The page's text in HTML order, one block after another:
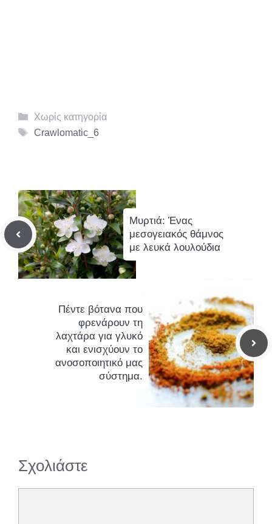
Κατηγορίες
Χωρίς κατηγορία
Ετικέτες
Crawlomatic_6
Μυρτιά: Ένας
μεσογειακός θάμνος
με λευκά λουλούδια
Πέντε βότανα που
φρενάρουν τη
λαχτάρα για γλυκό
και ενισχύουν το
ανοσοποιητικό μας
σύστημα.
Σχολιάστε